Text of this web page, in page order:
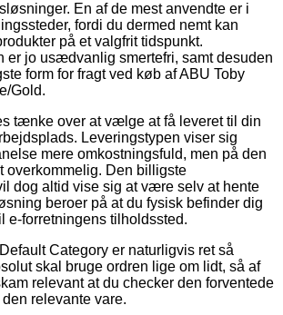
En af de mest anvendte er i
fordi du dermed nemt kan
på et valgfrit tidspunkt.
er jo usædvanlig smertefri, samt desuden
form for fragt ved køb af ABU Toby
Gold.
tænke over at vælge at få leveret til din
Leveringstypen viser sig
mere omkostningsfuld, men på den
Den billigste
dog altid vise sig at være selv at hente
beroer på at du fysisk befinder dig
e-forretningens tilholdssted.
Category er naturligvis ret så
skal bruge ordren lige om lidt, så af
relevant at du checker den forventede
relevante vare.